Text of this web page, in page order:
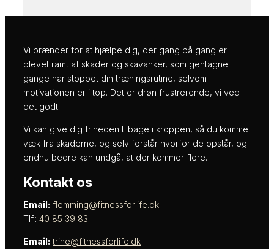
Vi brænder for at hjælpe dig, der gang på gang er
blevet ramt af skader og skavanker, som gentagne
gange har stoppet din træningsrutine, selvom
motivationen er i top. Det er drøn frustrerende, vi ved
det godt!
Vi kan give dig friheden tilbage i kroppen, så du komme
væk fra skaderne, og selv forstår hvorfor de opstår, og
endnu bedre kan undgå, at der kommer flere.
Kontakt os
Email: flemming@fitnessforlife.dk
Tlf.: 40 85 39 83
Email: trine@fitnessforlife.dk